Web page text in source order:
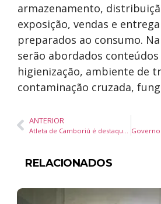
armazenamento,
exposição, vendas e
preparados ao consumo.
serão abordados
higienização, ambiente de
contaminação cruzada,
ANTERIOR
RELACIONADOS